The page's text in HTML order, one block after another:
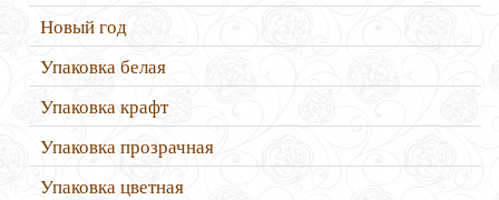
Новый год
Упаковка белая
Упаковка крафт
Упаковка прозрачная
Упаковка цветная